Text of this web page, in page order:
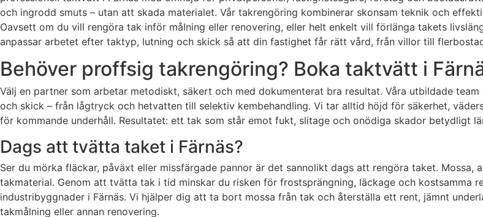
och ingrodd smuts – utan att skada materialet. Vår takrengöring kombinerar skonsam teknik och
Oavsett om du vill rengöra tak inför målning eller renovering, eller helt enkelt vill förlänga takets
anpassar arbetet efter taktyp, lutning och skick så att din fastighet får rätt vård, från villor till
Behöver proffsig takrengöring? Boka taktvätt i
Välj en partner som arbetar metodiskt, säkert och med dokumenterat bra resultat. Våra utbildade
och skick – från lågtryck och hetvatten till selektiv kembehandling. Vi tar alltid höjd för säkerhet,
för kommande underhåll. Resultatet: ett tak som står emot fukt, slitage och onödiga skador betydligt
Dags att tvätta taket i Färnäs?
Ser du mörka fläckar, påväxt eller missfärgade pannor är det sannolikt dags att rengöra taket.
takmaterial. Genom att tvätta tak i tid minskar du risken för frostsprängning, läckage och kostsamma
industribyggnader i Färnäs. Vi hjälper dig att ta bort mossa från tak och återställa ett rent, jämnt
takmålning eller annan renovering.